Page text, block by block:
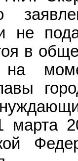
не
в
марта